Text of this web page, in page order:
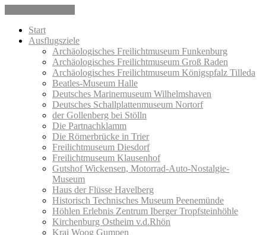
Start
Ausflugsziele
Archäologisches Freilichtmuseum Funkenburg
Archäologisches Freilichtmuseum Groß Raden
Archäologisches Freilichtmuseum Königspfalz Tilleda
Beatles-Museum Halle
Deutsches Marinemuseum Wilhelmshaven
Deutsches Schallplattenmuseum Nortorf
der Gollenberg bei Stölln
Die Partnachklamm
Die Römerbrücke in Trier
Freilichtmuseum Diesdorf
Freilichtmuseum Klausenhof
Gutshof Wickensen, Motorrad-Auto-Nostalgie-
Museum
Haus der Flüsse Havelberg
Historisch Technisches Museum Peenemünde
Höhlen Erlebnis Zentrum Iberger Tropfsteinhöhle
Kirchenburg Ostheim v.d.Rhön
Krai Woog Gumpen